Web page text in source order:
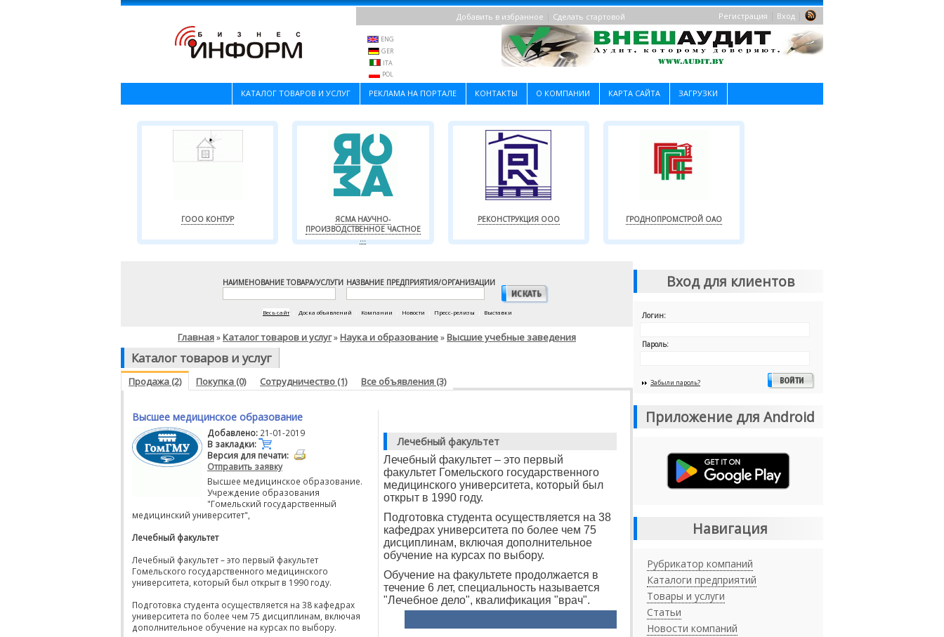
Регистрация Вход
Добавить в избранное Сделать стартовой
ENG
GER
ITA
POL
КАТАЛОГ ТОВАРОВ И УСЛУГ РЕКЛАМА НА ПОРТАЛЕ КОНТАКТЫ О КОМПАНИИ КАРТА САЙТА ЗАГРУЗКИ
ГООО КОНТУР
ЯСМА НАУЧНО-
ПРОИЗВОДСТВЕННОЕ ЧАСТНОЕ
...
РЕКОНСТРУКЦИЯ ООО ГРОДНОПРОМСТРОЙ ОАО
НАИМЕНОВАНИЕ ТОВАРА/УСЛУГИ НАЗВАНИЕ ПРЕДПРИЯТИЯ/ОРГАНИЗАЦИИ
Весь сайт Доска объявлений Компании Новости Пресс-релизы Выставки
Главная» Каталог товаров и услуг» Наука и образование» Высшие учебные заведения
Каталог товаров и услуг
Продажа (2) Покупка (0) Сотрудничество (1) Все объявления (3)
Высшее медицинское образование
Добавлено: 21-01-2019
В закладки:
Версия для печати:
Отправить заявку
Высшее медицинское образование.
Учреждение образования
"Гомельский государственный
медицинский университет",
Лечебный факультет
Лечебный факультет – это первый факультет
Гомельского государственного медицинского
университета, который был открыт в 1990 году.
Подготовка студента осуществляется на 38 кафедрах
университета по более чем 75 дисциплинам, включая
дополнительное обучение на курсах по выбору.
Лечебный факультет
Лечебный факультет – это первый
факультет Гомельского государственного
медицинского университета, который был
открыт в 1990 году.
Подготовка студента осуществляется на 38
кафедрах университета по более чем 75
дисциплинам, включая дополнительное
обучение на курсах по выбору.
Обучение на факультете продолжается в
течение 6 лет, специальность называется
"Лечебное дело", квалификация "врач".
Вход для клиентов
Логин:
Пароль:
Забыли пароль?
Приложение для Android
Навигация
Рубрикатор компаний
Каталоги предприятий
Товары и услуги
Статьи
Новости компаний